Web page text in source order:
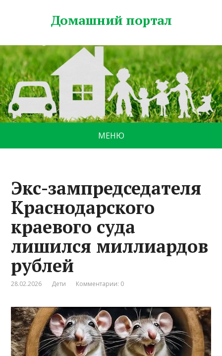
Домашний портал
МЕНЮ
Экс-зампредседателя
Краснодарского
краевого суда
лишился миллиардов
рублей
28.02.2026 Дети Комментарии: 0